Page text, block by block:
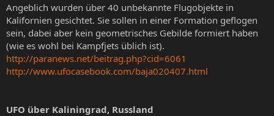
Angeblich wurden über 40 unbekannte Flugobjekte in
Kalifornien gesichtet. Sie sollen in einer Formation geflogen
sein, dabei aber kein geometrisches Gebilde formiert haben
(wie es wohl bei Kampfjets üblich ist).
http://paranews.net/beitrag.php?cid=6061
http://www.ufocasebook.com/baja020407.html
UFO über Kaliningrad, Russland